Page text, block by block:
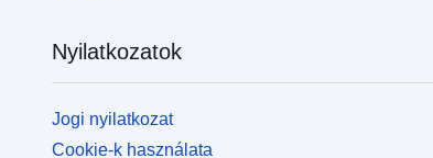
Nyilatkozatok
Jogi nyilatkozat
Cookie-k használata